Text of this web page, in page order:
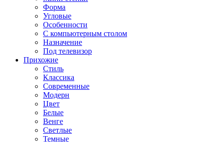
Форма
Угловые
Особенности
С компьютерным столом
Назначение
Под телевизор
Прихожие
Стиль
Классика
Современные
Модерн
Цвет
Белые
Венге
Светлые
Темные